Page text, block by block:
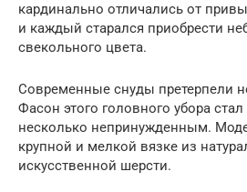
кардинально отличались от
и каждый старался приобрести
свекольного цвета.
Современные снуды претерпели
Фасон этого головного убора
несколько непринужденным.
крупной и мелкой вязке из
искусственной шерсти.